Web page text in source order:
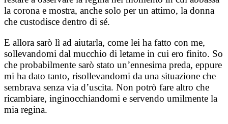
la corona e mostra, anche solo per un attimo, la donna
che custodisce dentro di sé.
E allora sarò lì ad aiutarla, come lei ha fatto con me,
sollevandomi dal mucchio di letame in cui ero finito. So
che probabilmente sarò stato un’ennesima preda, eppure
mi ha dato tanto, risollevandomi da una situazione che
sembrava senza via d’uscita. Non potrò fare altro che
ricambiare, inginocchiandomi e servendo umilmente la
mia regina.